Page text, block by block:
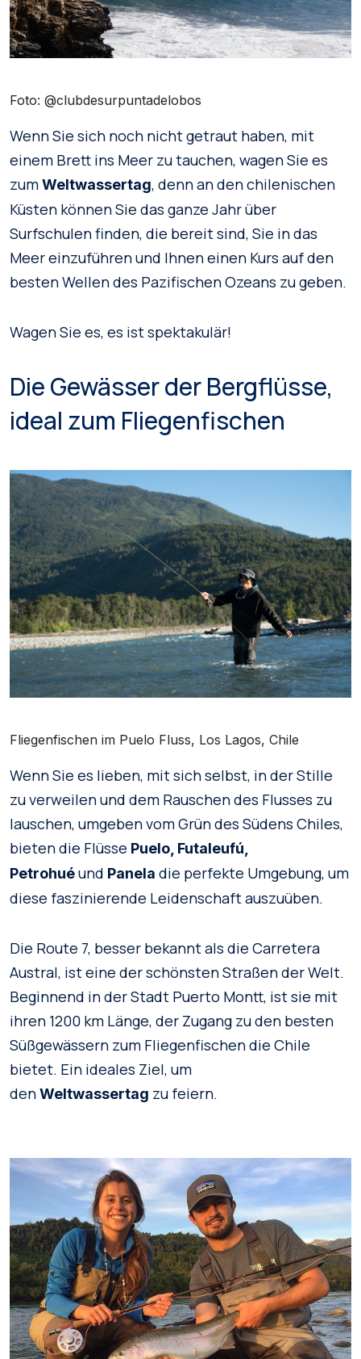
Foto: @clubdesurpuntadelobos
Wenn Sie sich noch nicht getraut haben, mit
einem Brett ins Meer zu tauchen, wagen Sie es
zumWeltwassertag, denn an den chilenischen
Küsten können Sie das ganze Jahr über
Surfschulen finden, die bereit sind, Sie in das
Meer einzuführen und Ihnen einen Kurs auf den
besten Wellen des Pazifischen Ozeans zu geben.
Wagen Sie es, es ist spektakulär!
Die Gewässer der Bergflüsse,
ideal zum Fliegenfischen
Fliegenfischen im Puelo Fluss, Los Lagos, Chile
Wenn Sie es lieben, mit sich selbst, in der Stille
zu verweilen und dem Rauschen des Flusses zu
lauschen, umgeben vom Grün des Südens Chiles,
bieten die Flüsse Puelo, Futaleufú,
Petrohuéund Panela die perfekte Umgebung, um
diese faszinierende Leidenschaft auszuüben.
Die Route 7, besser bekannt als die Carretera
Austral, ist eine der schönsten Straßen der Welt.
Beginnend in der Stadt Puerto Montt, ist sie mit
ihren 1200 km Länge, der Zugang zu den besten
Süßgewässern zum Fliegenfischen die Chile
bietet. Ein ideales Ziel, um
denWeltwassertag zu feiern.